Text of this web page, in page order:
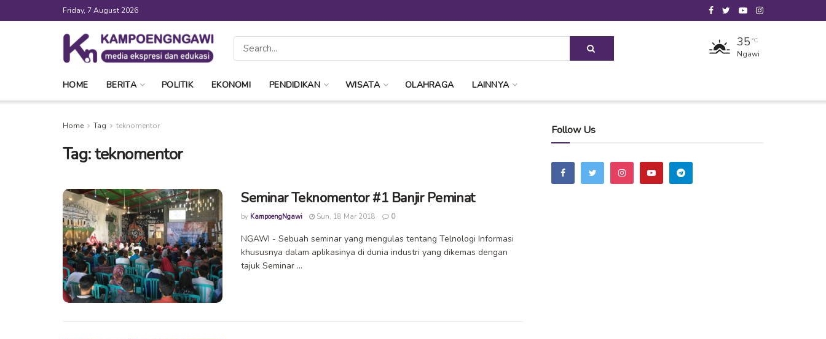
Friday, 7 August 2026
35 °C
Ngawi
HOME BERITA POLITIK EKONOMI PENDIDIKAN WISATA OLAHRAGA LAINNYA
Home Tag teknomentor
Tag:teknomentor
Seminar Teknomentor #1 Banjir Peminat
by KampoengNgawi Sun, 18 Mar 2018 0
NGAWI - Sebuah seminar yang mengulas tentang Telnologi Informasi
khususnya dalam aplikasinya di dunia industri yang dikemas dengan
tajuk Seminar ...
Follow Us